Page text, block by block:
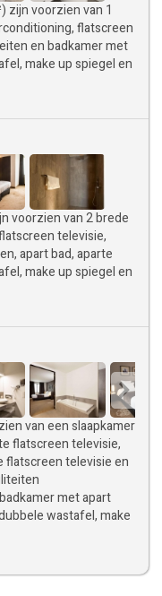
zijn voorzien van 1
flatscreen
en badkamer met
make up spiegel en
voorzien van 2 brede
televisie,
apart bad, aparte
make up spiegel en
van een slaapkamer
flatscreen televisie,
televisie en
met apart
wastafel, make